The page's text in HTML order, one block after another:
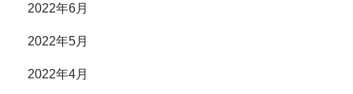
2022年6月
2022年5月
2022年4月